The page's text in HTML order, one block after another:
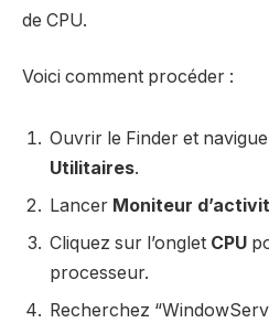
de CPU.
Voici comment procéder :
Ouvrir le Finder et
Utilitaires.
Lancer Moniteur
Cliquez sur l’onglet CPU
processeur.
Recherchez